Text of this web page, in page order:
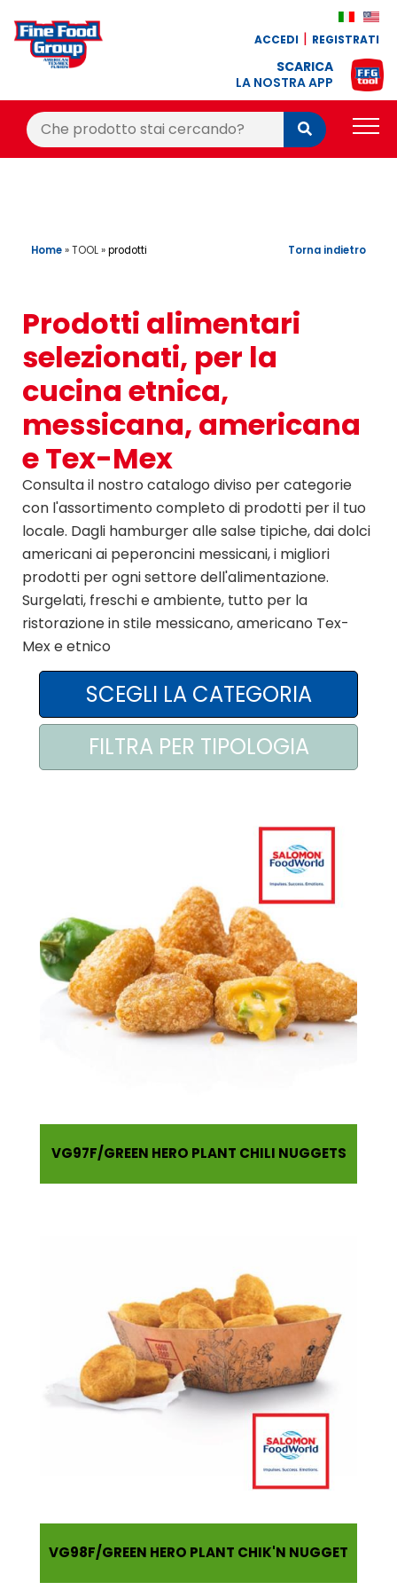
ACCEDI REGISTRATI
SCARICA
LA NOSTRA APP
Cerca:
Cerca
RICETTE
OFFERTE
CONTATTI
AREA AGENTI
Home»TOOL»prodotti Torna indietro
Prodotti alimentari
selezionati, per la
cucina etnica,
messicana, americana
e Tex-Mex
Consulta il nostro catalogo diviso per categorie
con l'assortimento completo di prodotti per il tuo
locale. Dagli hamburger alle salse tipiche, dai dolci
americani ai peperoncini messicani, i migliori
prodotti per ogni settore dell'alimentazione.
Surgelati, freschi e ambiente, tutto per la
ristorazione in stile messicano, americano Tex-
Mex e etnico
VG97F GREEN HERO PLANT CHILI NUGGETS
VG98F GREEN HERO PLANT CHIK'N NUGGET